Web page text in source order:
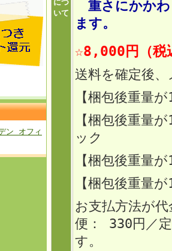
ン オフィ
につ
いて
重さにかかわ
ます。
☆8,000円（税
送料を確定後
【梱包後重量
【梱包後重量
ック
【梱包後重量が
【梱包後重量
お支払方法が
便： 330円／
す。